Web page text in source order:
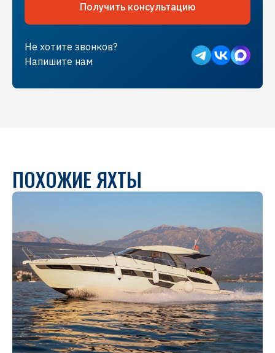
Не хотите звонков?
Напишите нам
Получить консультацию
ПОХОЖИЕ ЯХТЫ